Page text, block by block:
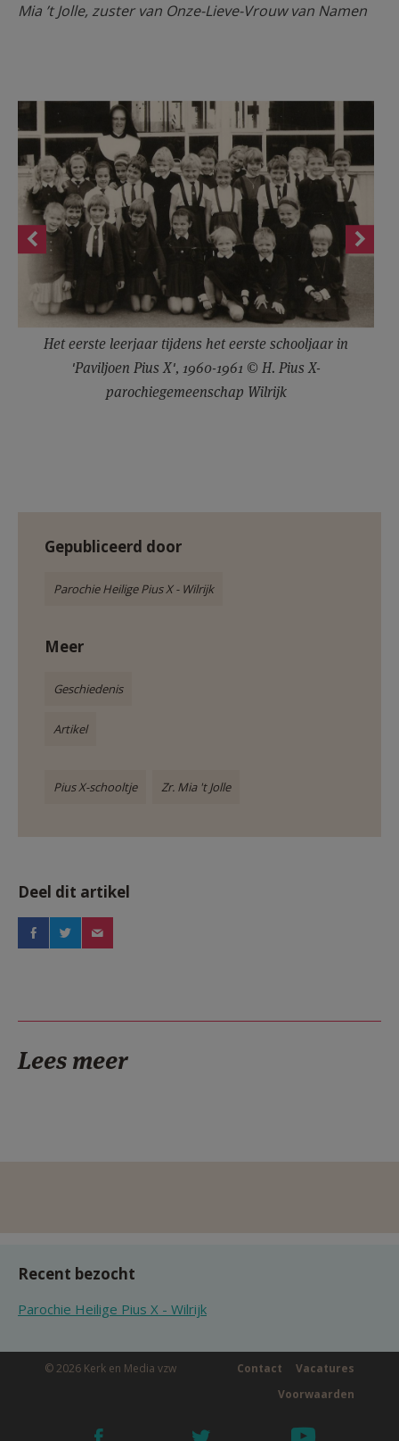
Mia ’t Jolle, zuster van Onze-Lieve-Vrouw van Namen
Het eerste leerjaar tijdens het eerste schooljaar in
'Paviljoen Pius X', 1960-1961 © H. Pius X-
parochiegemeenschap Wilrijk
Gepubliceerd door
Parochie Heilige Pius X - Wilrijk
Meer
Geschiedenis
Artikel
Pius X-schooltje Zr. Mia 't Jolle
Deel dit artikel
Lees meer
Recent bezocht
Parochie Heilige Pius X - Wilrijk
© 2026 Kerk en Media vzw Vacatures
Contact
Voorwaarden